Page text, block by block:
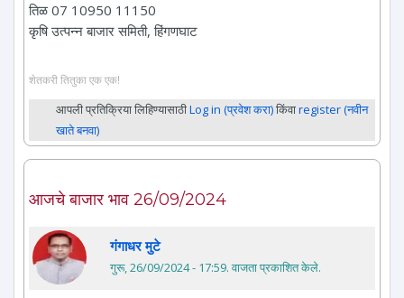
तिळ 07 10950 11150
कृषि उत्पन्न बाजार समिती, हिंगणघाट
शेतकरी तितुका एक एक!
आपली प्रतिक्रिया लिहिण्यासाठीLog in (प्रवेश करा)किंवाregister (नवीन
खाते बनवा)
आजचे बाजार भाव 26/09/2024
गंगाधर मुटे
गुरू, 26/09/2024 - 17:59. वाजता प्रकाशित केले.